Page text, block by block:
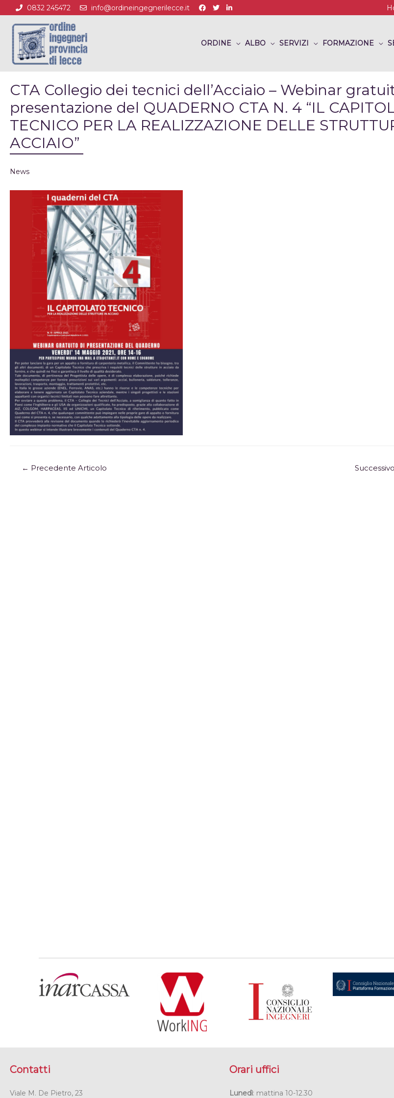
0832 245472 info@ordineingegnerilecce.it
ORDINE ALBO SERVIZI FORMAZIONE
CTA Collegio dei tecnici dell’Acciaio – Webinar
presentazione del QUADERNO CTA N. 4 “IL
TECNICO PER LA REALIZZAZIONE DELLE
ACCIAIO”
News
← Precedente Articolo
Contatti
Viale M. De Pietro, 23
Orari uffici
Lunedì: mattina 10-12.30